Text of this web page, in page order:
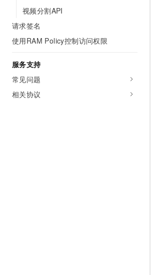
视频分割API
请求签名
使用RAM Policy控制访问权限
服务支持
常见问题
相关协议